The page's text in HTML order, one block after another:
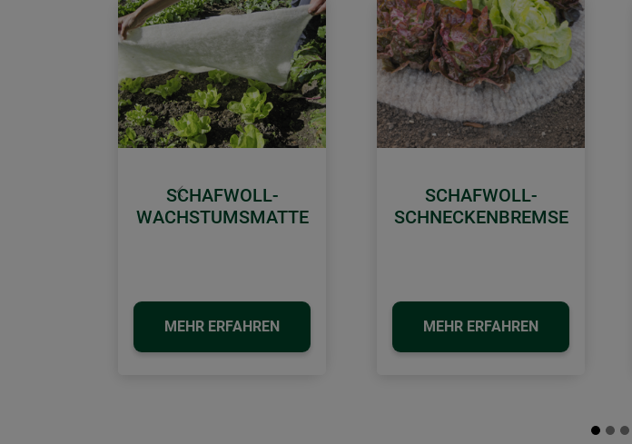
SCHAFWOLL-
WACHSTUMSMATTE
MEHR ERFAHREN
SCHAFWOLL-
SCHNECKENBREMSE
MEHR ERFAHREN
Zurück